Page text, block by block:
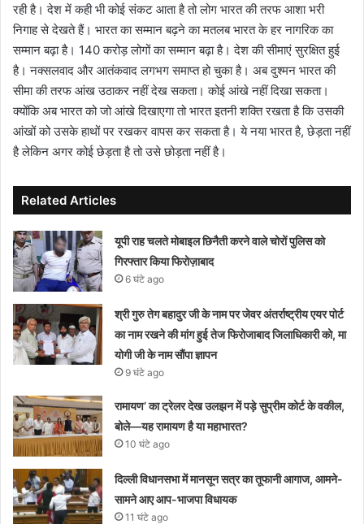
रही है। देश में कही भी कोई संकट आता है तो लोग भारत की तरफ आशा भरी
निगाह से देखते हैं। भारत का सम्मान बढ़ने का मतलब भारत के हर नागरिक का
सम्मान बढ़ा है। 140 करोड़ लोगों का सम्मान बढ़ा है। देश की सीमाएं सुरक्षित हुई
है। नक्सलवाद और आतंकवाद लगभग समाप्त हो चुका है। अब दुश्मन भारत की
सीमा की तरफ आंख उठाकर नहीं देख सकता। कोई आंखे नहीं दिखा सकता।
क्योंकि अब भारत को जो आंखे दिखाएगा तो भारत इतनी शक्ति रखता है कि उसकी
आंखों को उसके हाथों पर रखकर वापस कर सकता है। ये नया भारत है, छेड़ता नहीं
है लेकिन अगर कोई छेड़ता है तो उसे छोड़ता नहीं है।
Related Articles
यूपी राह चलते मोबाइल छिनैती करने वाले चोरों पुलिस को
गिरफ्तार किया फिरोज़ाबाद
6 घंटे ago
श्री गुरु तेग बहादुर जी के नाम पर जेवर अंतर्राष्ट्रीय एयर पोर्ट
का नाम रखने की मांग हुई तेज फिरोजाबाद जिलाधिकारी को, मा
योगी जी के नाम सौंपा ज्ञापन
9 घंटे ago
रामायण’ का ट्रेलर देख उलझन में पड़े सुप्रीम कोर्ट के वकील,
बोले—यह रामायण है या महाभारत?
10 घंटे ago
दिल्ली विधानसभा में मानसून सत्र का तूफानी आगाज, आमने-
सामने आए आप-भाजपा विधायक
11 घंटे ago